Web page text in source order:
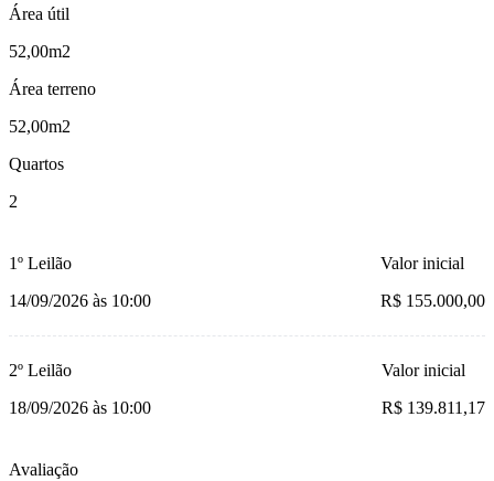
Área útil
52,00m2
Área terreno
52,00m2
Quartos
2
1º Leilão
14/09/2026 às 10:00
Valor inicial
R$ 155.000,00
2º Leilão
18/09/2026 às 10:00
Valor inicial
R$ 139.811,17
Avaliação